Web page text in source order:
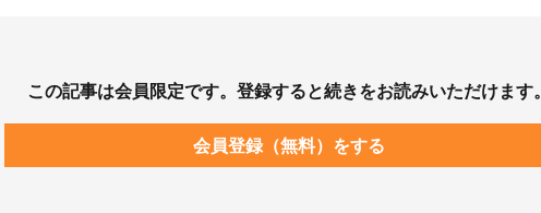
この記事は会員限定です。登録すると続きをお読みいただけます。
会員登録（無料）をする